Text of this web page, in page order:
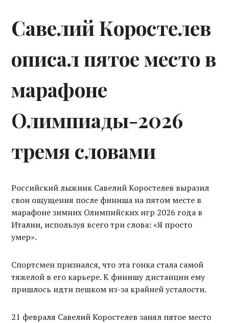
Савелий Коростелев
описал пятое место в
марафоне
Олимпиады-2026
тремя словами
Российский лыжник Савелий Коростелев выразил
свои ощущения после финиша на пятом месте в
марафоне зимних Олимпийских игр 2026 года в
Италии, используя всего три слова: «Я просто
умер».
Спортсмен признался, что эта гонка стала самой
тяжелой в его карьере. К финишу дистанции ему
пришлось идти пешком из-за крайней усталости.
21 февраля Савелий Коростелев занял пятое место